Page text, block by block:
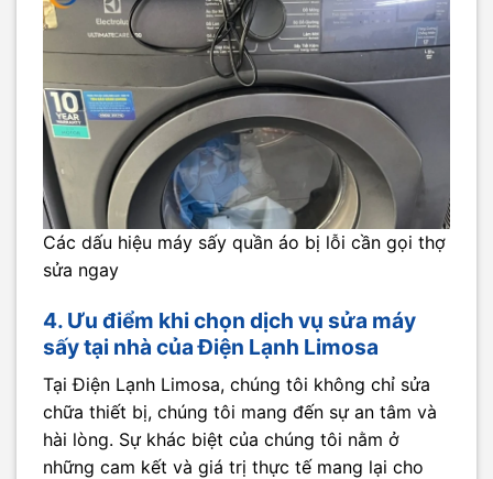
Các dấu hiệu máy sấy quần áo bị lỗi cần gọi thợ
sửa ngay
4. Ưu điểm khi chọn dịch vụ sửa máy
sấy tại nhà của Điện Lạnh Limosa
Tại Điện Lạnh Limosa, chúng tôi không chỉ sửa
chữa thiết bị, chúng tôi mang đến sự an tâm và
hài lòng. Sự khác biệt của chúng tôi nằm ở
những cam kết và giá trị thực tế mang lại cho